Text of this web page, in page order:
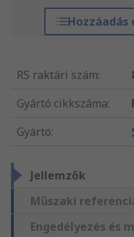
RS raktári szám:
Gyártó cikkszáma:
Gyártó:
Jellemzők
Műszaki
Engedélyezés és